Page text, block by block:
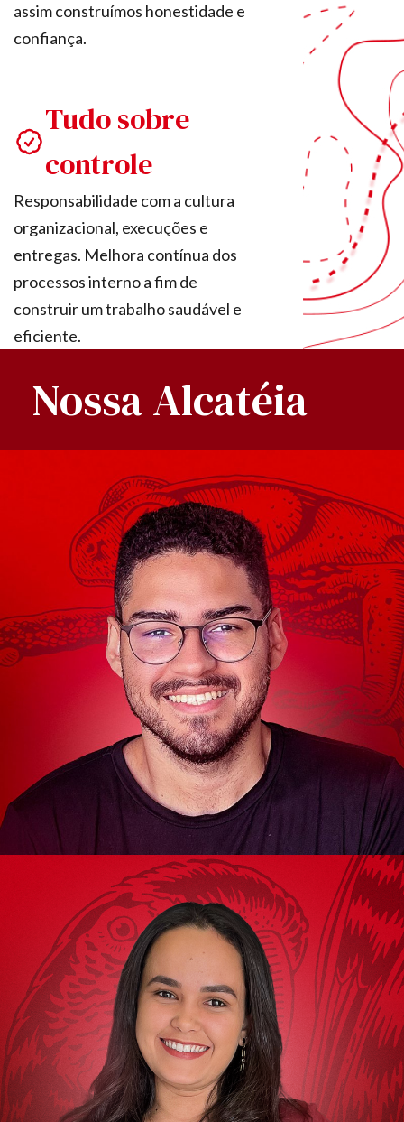
assim construímos honestidade e
confiança.
Tudo sobre
controle
Responsabilidade com a cultura
organizacional, execuções e
entregas. Melhora contínua dos
processos interno a fim de
construir um trabalho saudável e
eficiente.
Nossa Alcatéia